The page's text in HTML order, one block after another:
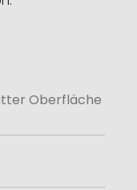
Oberfläche